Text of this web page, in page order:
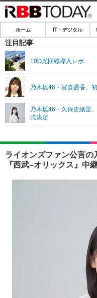
ホーム
IT・デジタル
ショッピング
SPEED TEST
エンタメ
エンタメTOP
音楽
ライフ
ライフTOP
ペット
その他
リリース一覧
プッシュ通知の停止方法
ホーム IT・デジタル
注目記事
10G光回線導入レポ
乃木坂46・賀喜遥香、
乃木坂46・久保史緒里
式決定
ライオンズファン公言
『西武−オリックス』中